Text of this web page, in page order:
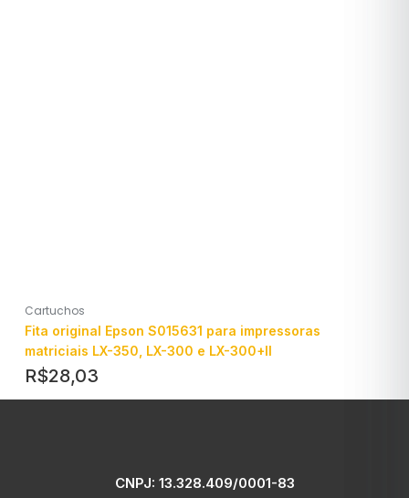
Cartuchos
Fita original Epson S015631 para impressoras
matriciais LX-350, LX-300 e LX-300+II
R$28,03
CNPJ: 13.328.409/0001-83